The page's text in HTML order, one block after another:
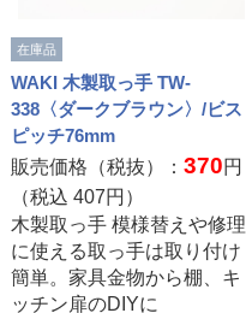
在庫品
WAKI 木製取っ手 TW-
338〈ダークブラウン〉/ビス
ピッチ76mm
販売価格（税抜）： 370円
（税込 407円）
木製取っ手 模様替えや修理
に使える取っ手は取り付け
簡単。家具金物から棚、キ
ッチン扉のDIYに